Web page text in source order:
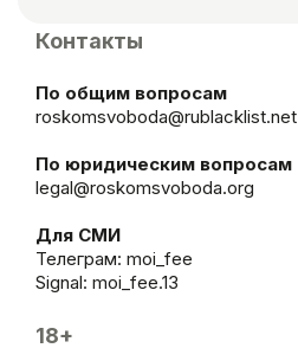
Контакты
По общим вопросам
roskomsvoboda@rublacklist.net
По юридическим вопросам
legal@roskomsvoboda.org
Для СМИ
Телеграм: moi_fee
Signal: moi_fee.13
18+